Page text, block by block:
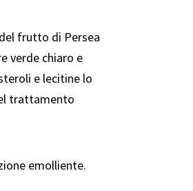
frutto di Persea
verde chiaro e
e lecitine lo
trattamento
emolliente.